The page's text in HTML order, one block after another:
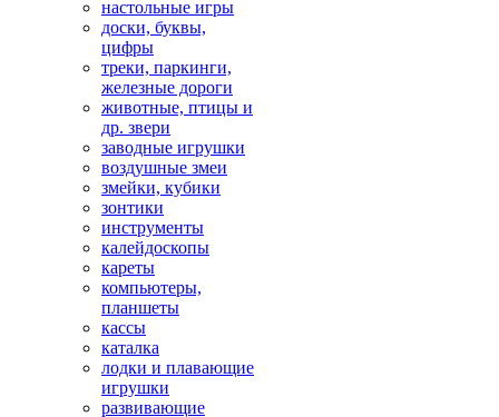
настольные игры
доски, буквы,
цифры
треки, паркинги,
железные дороги
животные, птицы и
др. звери
заводные игрушки
воздушные змеи
змейки, кубики
зонтики
инструменты
калейдоскопы
кареты
компьютеры,
планшеты
кассы
каталка
лодки и плавающие
игрушки
развивающие